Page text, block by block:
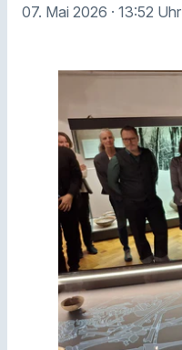
07. Mai 2026 · 13:52 Uhr